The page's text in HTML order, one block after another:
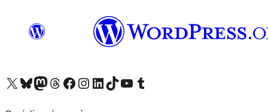
Visita la cuenta de X (anteriormente Twitter)
Visita a nosa conta de Bluesky
Visita a nosa conta de Mastodon
Visita a nosa conta de Threads
Visita a nosa páxina de Facebook
Visita a nosa conta de Instagram
Visita a nosa conta de LinkedIn
Visita a nosa conta de TikTok
Visita a nosa canle de YouTube
Visita a nosa conta de Tumblr